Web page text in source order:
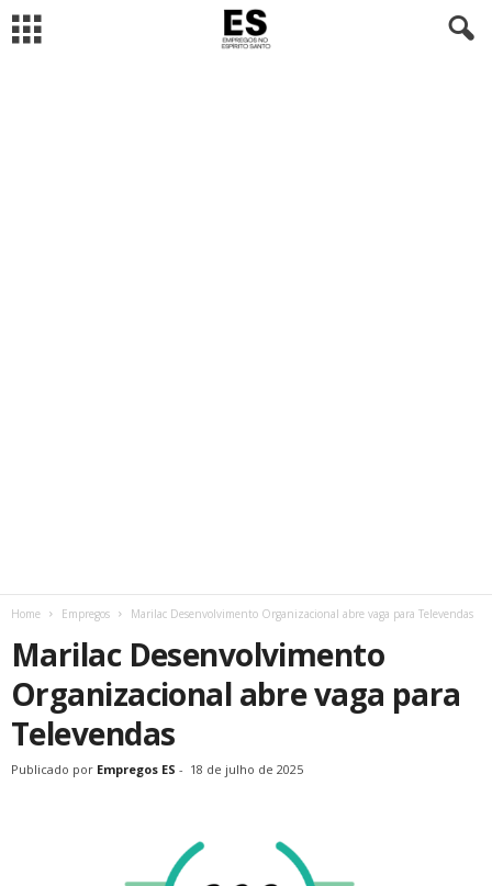
Home Empregos Marilac Desenvolvimento Organizacional abre vaga para Televendas
Marilac Desenvolvimento
Organizacional abre vaga para
Televendas
Publicado por Empregos ES - 18 de julho de 2025